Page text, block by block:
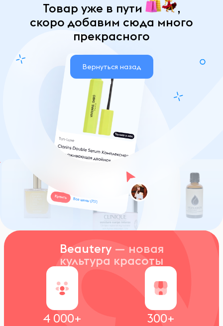
Товар уже в пути
,
скоро добавим сюда много
прекрасного
Вернуться назад
Beautery — новая
культура красоты
4 000+ 300+